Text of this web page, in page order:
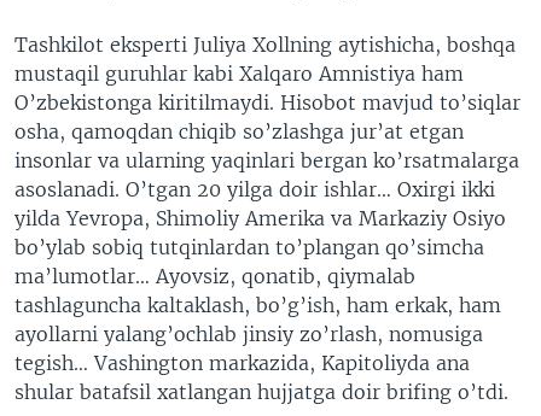
Tashkilot eksperti Juliya Xollning aytishicha, boshqa
mustaqil guruhlar kabi Xalqaro Amnistiya ham
O’zbekistonga kiritilmaydi. Hisobot mavjud to’siqlar
osha, qamoqdan chiqib so’zlashga jur’at etgan
insonlar va ularning yaqinlari bergan ko’rsatmalarga
asoslanadi. O’tgan 20 yilga doir ishlar… Oxirgi ikki
yilda Yevropa, Shimoliy Amerika va Markaziy Osiyo
bo’ylab sobiq tutqinlardan to’plangan qo’simcha
ma’lumotlar… Ayovsiz, qonatib, qiymalab
tashlaguncha kaltaklash, bo’g’ish, ham erkak, ham
ayollarni yalang’ochlab jinsiy zo’rlash, nomusiga
tegish… Vashington markazida, Kapitoliyda ana
shular batafsil xatlangan hujjatga doir brifing o’tdi.